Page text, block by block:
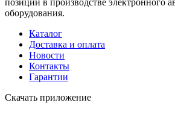
позиции в производстве электронного
оборудования.
Каталог
Доставка и оплата
Новости
Контакты
Гарантии
Скачать приложение